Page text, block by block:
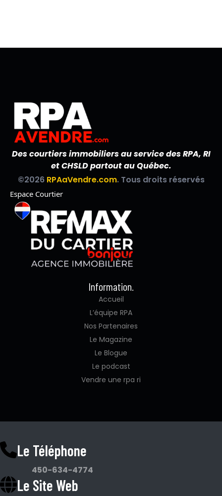
Des courtiers immobiliers au service des RPA, RI
et CHSLD partout au Québec.
©2026 RPAaVendre.com. Tous droits réservés
Espace Courtier
Information.
Accueil
L’équipe RPA
Nos Partenaires
Le Magazine
Le Blogue
Le podcast
Vendre une rpa ri
Le Téléphone
450-634-4774
Le Site Web